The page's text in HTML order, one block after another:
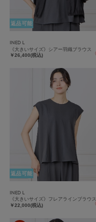
返品可能
INED L
《大きいサイズ》シアー羽織ブラウス
￥26,400(税込)
返品可能
INED L
《大きいサイズ》フレアラインブラウス
￥22,000(税込)